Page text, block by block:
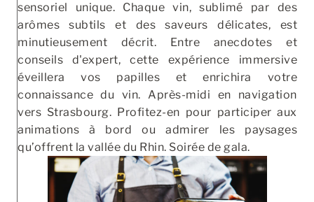
sensoriel unique. Chaque vin, sublimé par des
arômes subtils et des saveurs délicates, est
minutieusement décrit. Entre anecdotes et
conseils d'expert, cette expérience immersive
éveillera vos papilles et enrichira votre
connaissance du vin. Après-midi en navigation
vers Strasbourg. Profitez-en pour participer aux
animations à bord ou admirer les paysages
qu’offrent la vallée du Rhin. Soirée de gala.